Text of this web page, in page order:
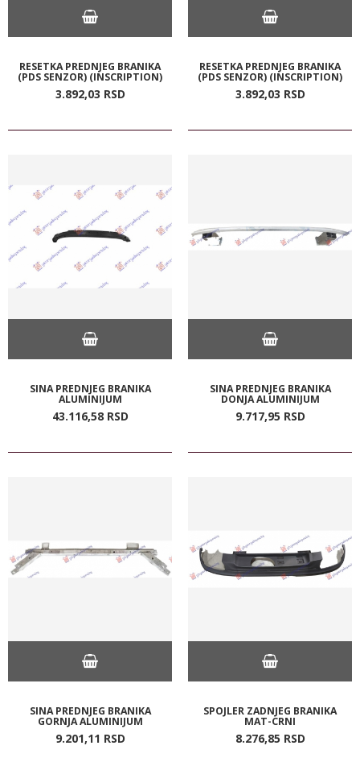
RESETKA PREDNJEG BRANIKA
(PDS SENZOR) (INSCRIPTION)
3.892,03 RSD
RESETKA PREDNJEG BRANIKA
(PDS SENZOR) (INSCRIPTION)
3.892,03 RSD
SINA PREDNJEG BRANIKA
ALUMINIJUM
43.116,58 RSD
SINA PREDNJEG BRANIKA
DONJA ALUMINIJUM
9.717,95 RSD
SINA PREDNJEG BRANIKA
GORNJA ALUMINIJUM
9.201,11 RSD
SPOJLER ZADNJEG BRANIKA
MAT-CRNI
8.276,85 RSD